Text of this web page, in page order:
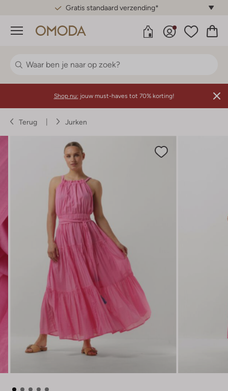
Gratis standaard verzending*
Menu
Shop nu: jouw must-haves tot 70% korting!
Terug Jurken